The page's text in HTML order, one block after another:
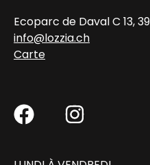
Ecoparc de Daval C 13,
info@lozzia.ch
Carte